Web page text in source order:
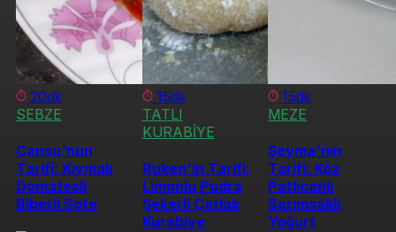
20dk
SEBZE
Cansu'nun
Tarifi: Kıymalı
Domatesli
Biberli Sote
15dk
TATLI
KURABİYE
Ruken'in Tarifi:
Limonlu Pudra
Şekerli Çatlak
Kurabiye
15dk
MEZE
Şeyma'nın
Tarifi: Köz
Patlıcanlı
Sarımsaklı
Yoğurt